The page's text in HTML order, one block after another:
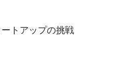
トアップの挑戦